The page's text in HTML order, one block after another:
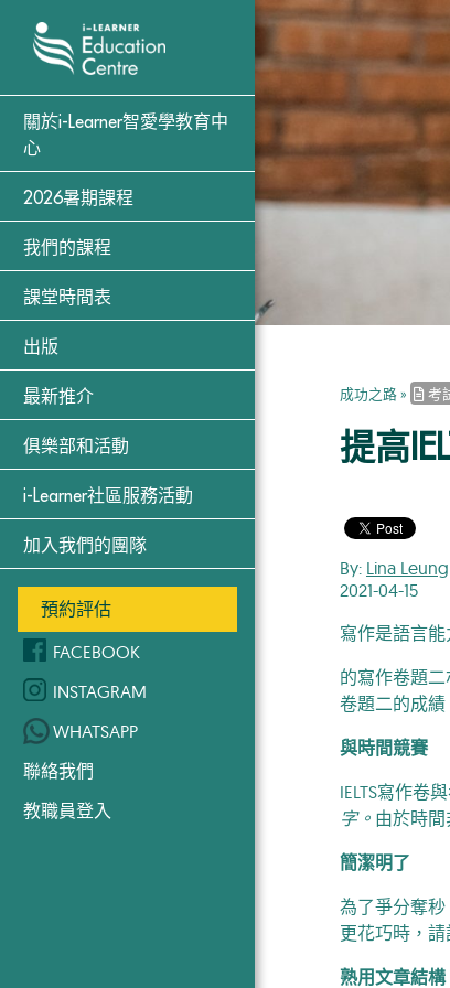
關於i-Learner智愛學教育中
心
2026暑期課程
我們的課程
課堂時間表
出版
最新推介
俱樂部和活動
i-Learner社區服務活動
加入我們的團隊
預約評估
FACEBOOK
INSTAGRAM
WHATSAPP
聯絡我們
教職員登入
成功之路» 考
提高
By: Lina Leung
2021-04-15
寫作是語言
的寫作卷題
卷題二的成績
與時間競賽
IELTS寫作卷
字。 由於時
簡潔明了
為了爭分奪
更花巧時，請
熟用文章結構